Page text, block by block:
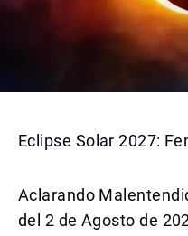
Eclipse Solar 2027:
Aclarando
del 2 de Agosto de